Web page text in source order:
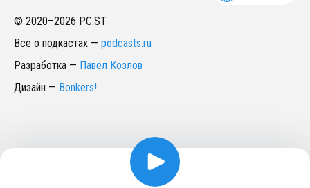
© 2020–2026 PC.ST
Все о подкастах — podcasts.ru
Разработка — Павел Козлов
Дизайн — Bonkers!